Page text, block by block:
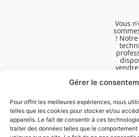
Gérer le
Pour offrir les meilleures expériences, nous
telles que les cookies pour stocker et/ou
appareils. Le fait de consentir à ces
traiter des données telles que le
Vous
!
pour